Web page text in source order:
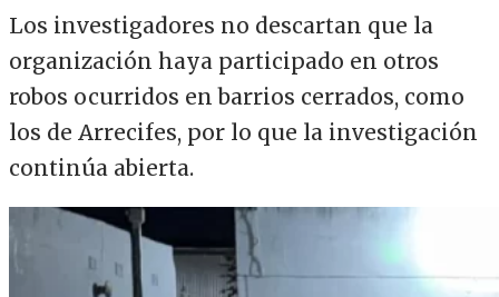
Los investigadores no descartan que la
organización haya participado en otros
robos ocurridos en barrios cerrados, como
los de Arrecifes, por lo que la investigación
continúa abierta.